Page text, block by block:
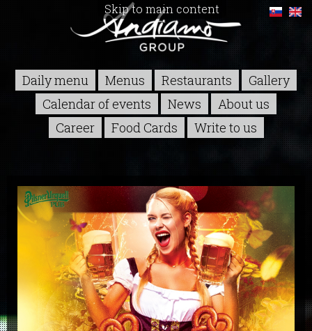
Skip to main content
Daily menu Menus Restaurants
Gallery
Calendar of events
News
About us
Career
Food Cards Write to us